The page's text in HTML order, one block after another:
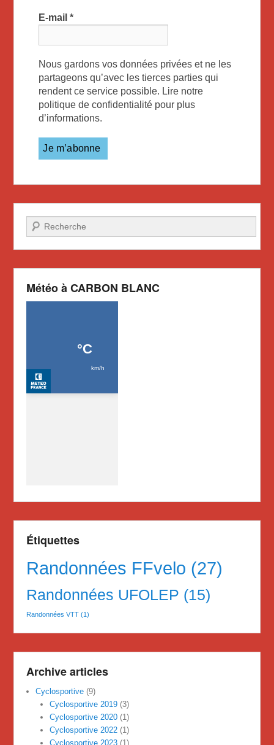
E-mail*
Nous gardons vos données privées et ne les
partageons qu’avec les tierces parties qui
rendent ce service possible. Lire notre
politique de confidentialité pour plus
d’informations.
Recherche
Météo à CARBON BLANC
Étiquettes
Randonnées FFvelo (27)
Randonnées UFOLEP (15)
Randonnées VTT (1)
Archive articles
Cyclosportive (9)
Cyclosportive 2019(3)
Cyclosportive 2020(1)
Cyclosportive 2022(1)
Cyclosportive 2023(1)